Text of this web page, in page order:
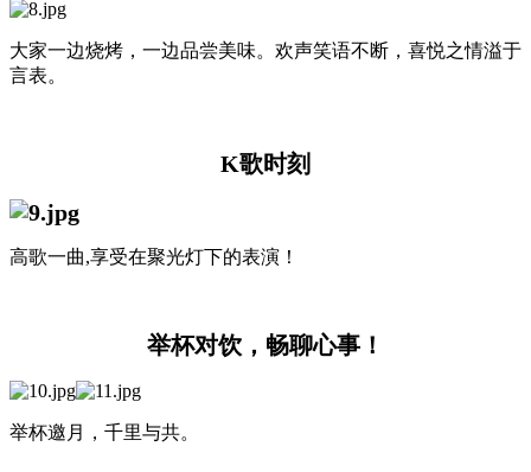
大家一边烧烤，一边品尝美味。欢声笑语不断，喜悦之情溢于
言表。
K歌时刻
高歌一曲,享受在聚光灯下的表演！
举杯对饮，畅聊心事！
举杯邀月，千里与共。